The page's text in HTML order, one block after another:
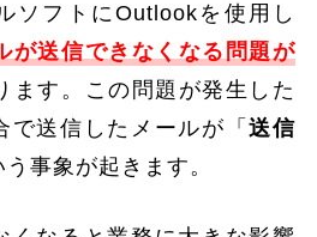
ソフトにOutlookを使用し
が送信できなくなる問題が
ます。この問題が発生した
で送信したメールが「送信
う事象が起きます。